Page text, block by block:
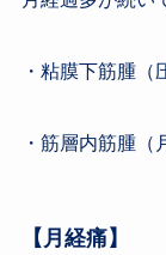
・粘膜下筋腫（
・筋層内筋腫（
【月経痛】